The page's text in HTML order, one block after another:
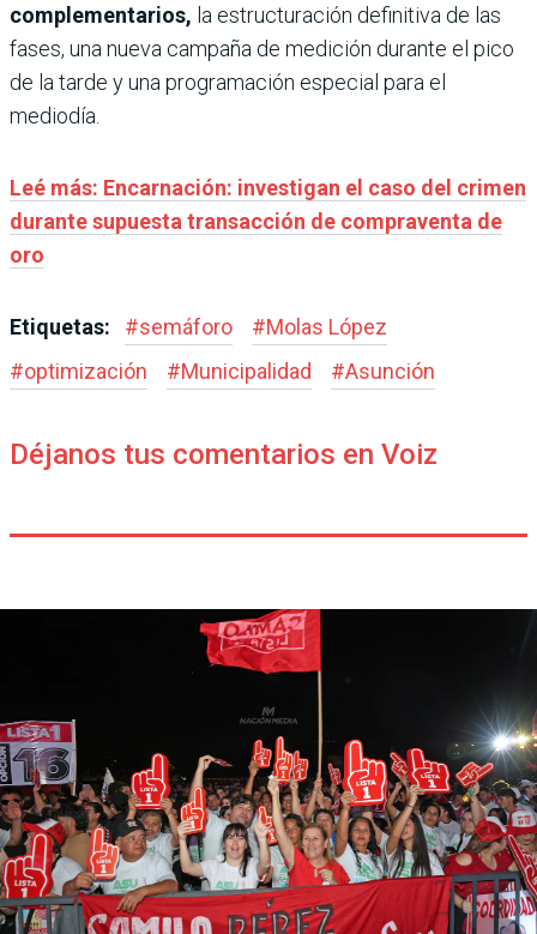
complementarios, la estructuración definitiva de las
fases, una nueva campaña de medición durante el pico
de la tarde y una programación especial para el
mediodía.
Leé más: Encarnación: investigan el caso del crimen
durante supuesta transacción de compraventa de
oro
Etiquetas: #semáforo #Molas López
#optimización #Municipalidad #Asunción
Déjanos tus comentarios en Voiz